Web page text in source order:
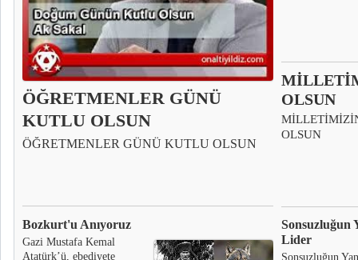
ÖĞRETMENLER GÜNÜ
KUTLU OLSUN
ÖĞRETMENLER GÜNÜ KUTLU OLSUN
OLSUN
OLSUN
Bozkurt'u Anıyoruz
Gazi Mustafa Kemal
Atatürk’ü, ebediyete
Sonsuzluğun
Lider
Sonsuzluğun